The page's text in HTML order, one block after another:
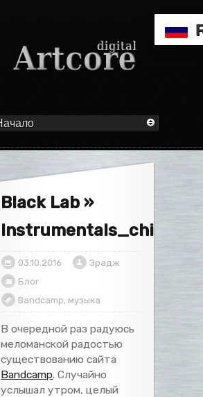
Black Lab »
Instrumentals_chill»
03.10.2016
Эрадж
Блог
Bandcamp, музыка
В очередной раз радуюсь
меломанской радостью
существованию сайта
Bandcamp. Случайно
услышал утром, целый